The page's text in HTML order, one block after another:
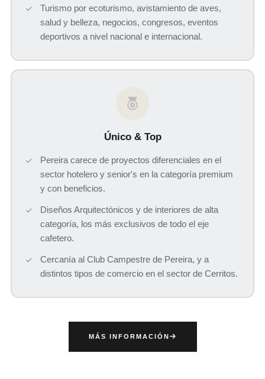
Turismo por ecoturismo, avistamiento de aves,
salud y belleza, negocios, congresos, eventos
deportivos a nivel nacional e internacional.
Único & Top
Pereira carece de proyectos diferenciales en el
sector hotelero y senior's en la categoría premium
y con beneficios.
Diseños Arquitectónicos y de interiores de alta
categoría, los más exclusivos de todo el eje
cafetero.
Cercanía al Club Campestre de Pereira, y a
distintos tipos de comercio en el sector de Cerritos.
MÁS INFORMACIÓN